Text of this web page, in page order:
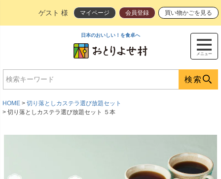
ゲスト 様 マイページ 会員登録 買い物かごを見る
メニュー
日本のおいしい！を食卓へ
検索
HOME
切り落としカステラ選び放題セット
切り落としカステラ選び放題セット ５本